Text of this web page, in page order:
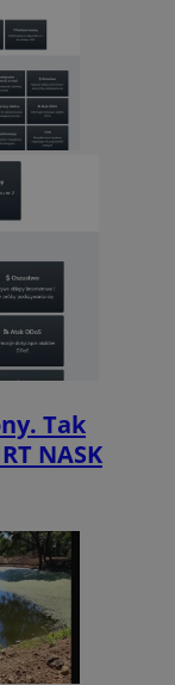
Tak
NASK